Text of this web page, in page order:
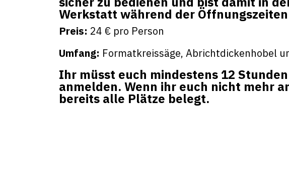
Werkstatt während der
Preis: 24 € pro Person
Umfang: Formatkreissäge, Abrichtdickenhobel
Ihr müsst euch mindestens 12
anmelden. Wenn ihr euch nicht mehr
bereits alle Plätze belegt.